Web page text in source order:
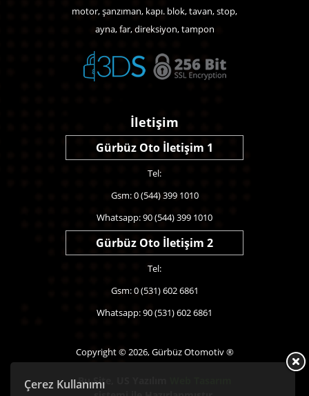
Çerez Kullanımı
motor, şanzıman, kapı. blok, tavan, stop,
ayna, far, direksiyon, tampon
İletişim
Gürbüz Oto İletişim 1
Tel:
Gsm: 0 (544) 399 1010
Whatsapp: 90 (544) 399 1010
Gürbüz Oto İletişim 2
Tel:
Gsm: 0 (531) 602 6861
Whatsapp: 90 (531) 602 6861
Copyright © 2026, Gürbüz Otomotiv ®
Bu Site,